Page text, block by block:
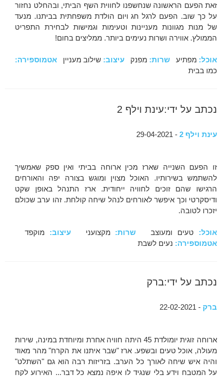
זאת הפעם הראשונה שנחשפנו לחווית השף הביתי, ובהחלט נחזור
על כך שוב. הפעם לרגל חג ויום הולדת משפחתית בביתנו. מנעד
של מנות מגוונות מעניינות וטעימות וגמישות לבחירת התפריט
הממולץ. אווירה ושרות נעימים ביותר. ממליצים בחום!
אוכל: מפתיע שרות: מפנק עיצוב: שילוב מעניין אטמוספירה:
כמו בבית
נכתב על ידי:עינת וילף 2
עינת וילף 2 - 29-04-2021
זו הפעם השנייה שארז מכין ארוחה בביתי ואין ספק שאמשיך
להשתמש בשירותיו. האוכל מצוין ומוגש בצורה יפה והאורחים
הרגישו שהם זוכים לחוויה ייחודית. ארז התנהל באופן שקט
ודיסקרטי וכך איפשר לאורחים לנהל שיחה קולחת. זהו ערב שכולם
יזכרו לטובה.
אוכל: טעים ומעוצב שרות: מקצועניעיצוב: מוקפד
אטמוספירה: נעים לשבת
נכתב על ידי:ברק
ברק - 22-02-2021
ארוחה זוגית יומולדת 45 היתה חוויה אחרת ומיוחדת במינה, שירות
מעולה, אוכל טעים ובשפע. ארז "שבר איתנו את הקרח" מהר מאוד
והיה איש שיחה לאורך כל הערב. בזריזות רבה הוא גם "השתלט"
על המטבח וידע בלי שנגיד לו איפה נמצא כל דבר... האירוע לקח